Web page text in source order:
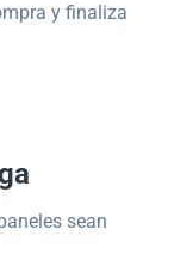
y finaliza
sean